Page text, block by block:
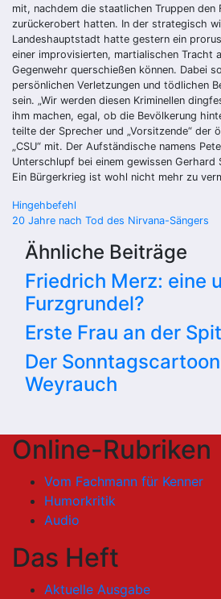
mit, nachdem die staatlichen Truppen den
zurückerobert hatten. In der strategisch
Landeshauptstadt hatte gestern ein
einer improvisierten, martialischen Tracht
Gegenwehr querschießen können. Dabei
persönlichen Verletzungen und tödlichen
sein. „Wir werden diesen Kriminellen
ihm machen, egal, ob die Bevölkerung
teilte der Sprecher und „Vorsitzende“ der
„CSU“ mit. Der Aufständische namens
Unterschlupf bei einem gewissen Gerhard
Ein Bürgerkrieg ist wohl nicht mehr zu
Hingehbefehl
20 Jahre nach Tod des Nirvana-Sängers
Ähnliche Beiträge
Friedrich Merz: eine
Furzgrundel?
Erste Frau an der
Der
Weyrauch
Online-Rubriken
Vom Fachmann für Kenner
Humorkritik
Audio
Das Heft
Aktuelle Ausgabe